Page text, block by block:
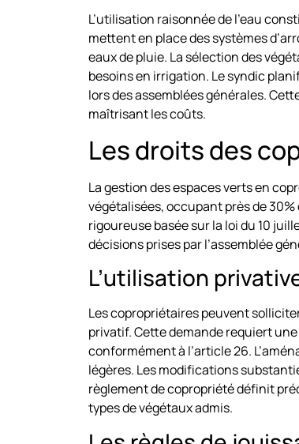
L’utilisation raisonnée de l’eau
mettent en place des systèmes
eaux de pluie. La sélection des
besoins en irrigation. Le syndic
lors des assemblées générales.
maîtrisant les coûts.
Les droits des
La gestion des espaces verts en
végétalisées, occupant près de
rigoureuse basée sur la loi du 10
décisions prises par l’assemblée
L’utilisation
Les copropriétaires peuvent
privatif. Cette demande requiert
conformément à l’article 26.
légères. Les modifications
règlement de copropriété définit
types de végétaux admis.